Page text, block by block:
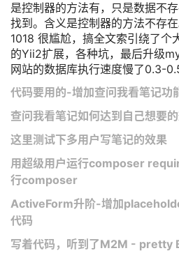
是控制器的方法有，只是数据不
找到。含义是控制器的方法不存
1018 很尴尬，搞全文索引绕了个
的Yii2扩展，各种坑，最后升级
网站的数据库执行速度慢了0.3-
代码要用的-增加查问我看笔记功
查问我看笔记如何达到自己想要
这里测试下多用户写笔记的效果
用超级用户运行composer
行composer
ActiveForm升阶-增加
代码
写着代码，听到了M2M - pretty